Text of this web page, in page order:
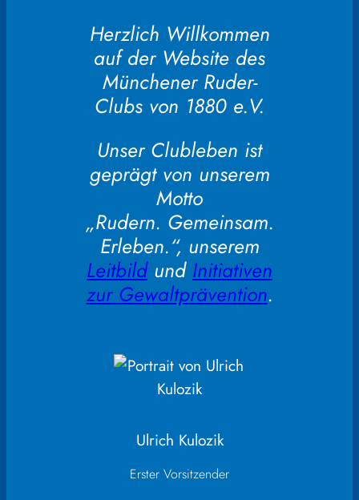
Herzlich Willkommen
auf der Website des
Münchener Ruder-
Clubs von 1880 e.V.
Unser Clubleben ist
geprägt von unserem
Motto
„Rudern. Gemeinsam.
Erleben.“, unserem
Leitbildund Initiativen
zur Gewaltprävention.
Ulrich Kulozik
Erster Vorsitzender